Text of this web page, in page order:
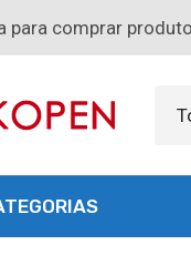
para comprar